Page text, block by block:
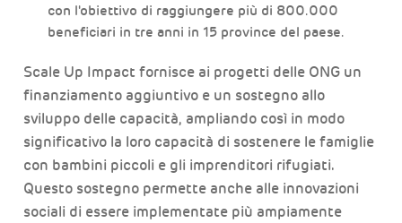
con l'obiettivo di raggiungere più di 800.000
beneficiari in tre anni in 15 province del paese.
Scale Up Impact fornisce ai progetti delle ONG un
finanziamento aggiuntivo e un sostegno allo
sviluppo delle capacità, ampliando così in modo
significativo la loro capacità di sostenere le famiglie
con bambini piccoli e gli imprenditori rifugiati.
Questo sostegno permette anche alle innovazioni
sociali di essere implementate più ampiamente